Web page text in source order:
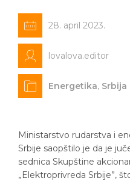
28. april 2023.
lovalova.editor
Energetika, Srbija
Ministarstvo rudarstva i
Srbije saopštilo je da je
sednica Skupštine
„Elektroprivreda Srbije”,